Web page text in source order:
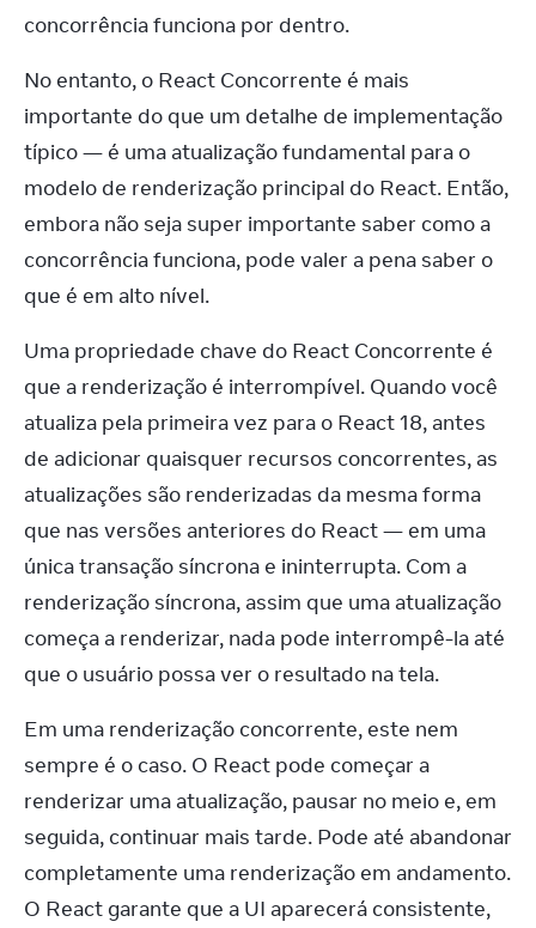
concorrência funciona por dentro.
No entanto, o React Concorrente é mais
importante do que um detalhe de implementação
típico — é uma atualização fundamental para o
modelo de renderização principal do React. Então,
embora não seja super importante saber como a
concorrência funciona, pode valer a pena saber o
que é em alto nível.
Uma propriedade chave do React Concorrente é
que a renderização é interrompível. Quando você
atualiza pela primeira vez para o React 18, antes
de adicionar quaisquer recursos concorrentes, as
atualizações são renderizadas da mesma forma
que nas versões anteriores do React — em uma
única transação síncrona e ininterrupta. Com a
renderização síncrona, assim que uma atualização
começa a renderizar, nada pode interrompê-la até
que o usuário possa ver o resultado na tela.
Em uma renderização concorrente, este nem
sempre é o caso. O React pode começar a
renderizar uma atualização, pausar no meio e, em
seguida, continuar mais tarde. Pode até abandonar
completamente uma renderização em andamento.
O React garante que a UI aparecerá consistente,